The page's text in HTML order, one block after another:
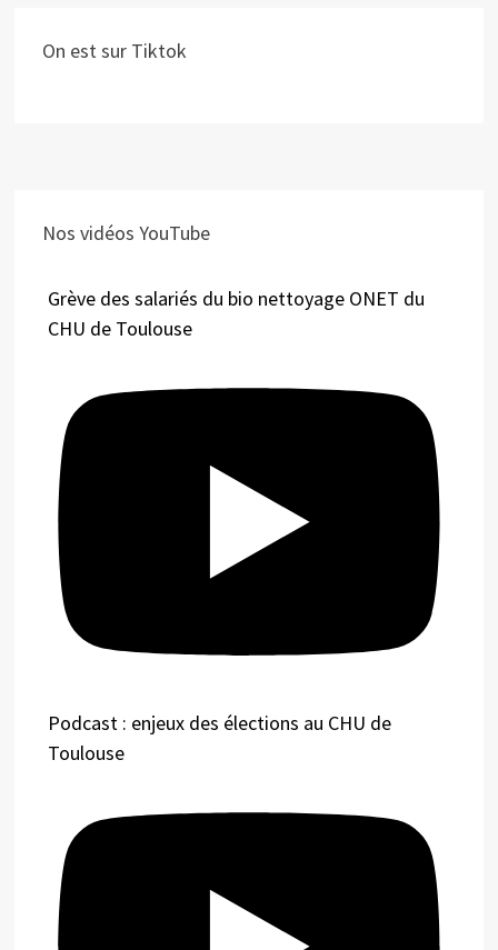
On est sur Tiktok
Nos vidéos YouTube
Grève des salariés du bio nettoyage ONET du
CHU de Toulouse
Podcast : enjeux des élections au CHU de
Toulouse